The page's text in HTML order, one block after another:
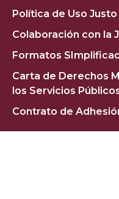
Política de Uso Justo
Colaboración con la
Formatos
Carta de Derechos
los Servicios
Contrato de